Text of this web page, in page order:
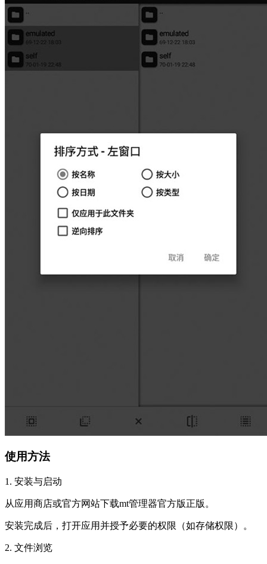
使用方法
1. 安装与启动
从应用商店或官方网站下载mt管理器官方版正版。
安装完成后，打开应用并授予必要的权限（如存储权限）。
2. 文件浏览